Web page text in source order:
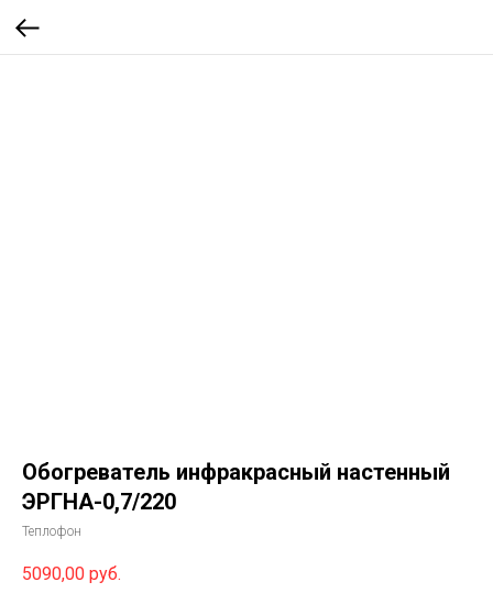
Обогреватель инфракрасный настенный
ЭРГНА-0,7/220
Теплофон
5090,00 руб.